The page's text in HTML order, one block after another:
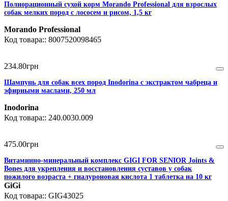
Полнорационный сухой корм Morando Professional для взрослых
собак мелких пород с лососем и рисом, 1,5 кг
Morando Professional
8007520098465
234.80грн
Шампунь для собак всех пород Inodorina с экстрактом чабреца и
эфирными маслами, 250 мл
Inodorina
240.0030.009
475.00грн
Витаминно-минеральный комплекс GIGI FOR SENIOR Joints &
Bones для укрепления и восстановления суставов у собак
пожилого возраста + гиалуроновая кислота 1 таблетка на 10 кг
№90
GiGi
GIG43025